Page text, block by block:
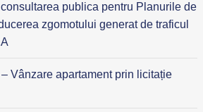
consultarea publica pentru Planurile de
zgomotului generat de traficul
Vânzare apartament prin licitație